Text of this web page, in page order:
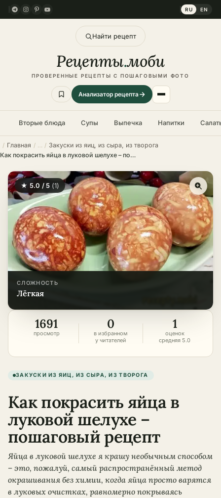
RU EN
Найти рецепт
Рецепты.моби
ПРОВЕРЕННЫЕ РЕЦЕПТЫ С ПОШАГОВЫМИ ФОТО
Анализатор рецепта
Вторые блюда Супы Выпечка Напитки
Главная
Закуски из яиц, из сыра, из творога
Как покрасить яйца в луковой шелухе – пошаговый рецепт
★ 5.0 / 5 (1)
СЛОЖНОСТЬ
лёгкая
1691
просмотр
0
в избранном
у читателей
1
оценок
средняя 5.0
ЗАКУСКИ ИЗ ЯИЦ, ИЗ СЫРА, ИЗ ТВОРОГА
Как покрасить яйца в
луковой шелухе –
пошаговый рецепт
Яйца в луковой шелухе я крашу необычным способом
– это, пожалуй, самый распространённый метод
окрашивания без химии, когда яйца просто варятся
в луковых очистках, равномерно покрываясь